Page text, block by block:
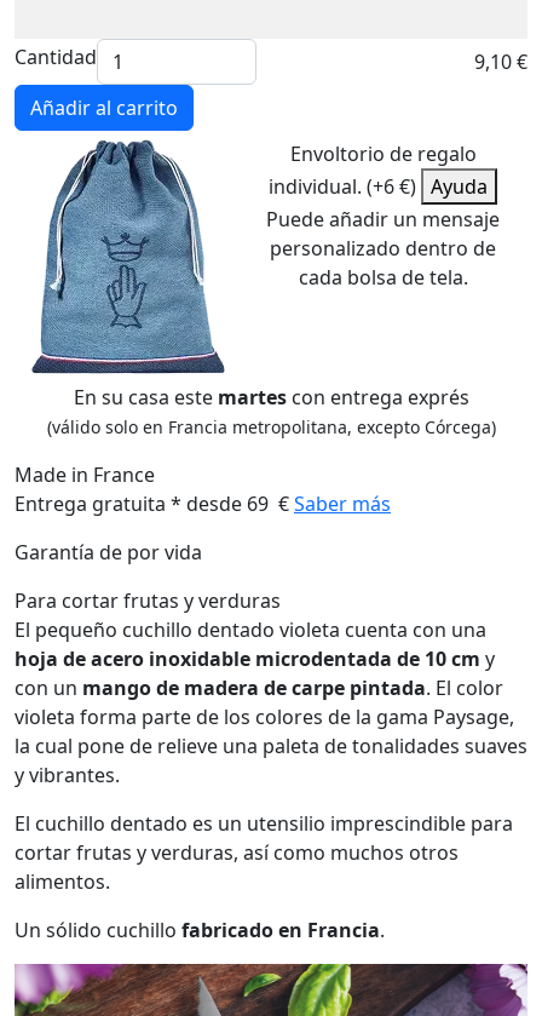
Cantidad
9,10 €
Añadir al carrito
Envoltorio de regalo
individual. (+6 €) Ayuda
Puede añadir un mensaje
personalizado dentro de
cada bolsa de tela.
En su casa este martescon entrega exprés
(válido solo en Francia metropolitana, excepto Córcega)
Made in France
Entrega gratuita * desde 69 €Saber más
Garantía de por vida
Para cortar frutas y verduras
El pequeño cuchillo dentado violeta cuenta con una
hoja de acero inoxidable microdentada de 10 cm y
con un mango de madera de carpe pintada. El color
violeta forma parte de los colores de la gama Paysage,
la cual pone de relieve una paleta de tonalidades suaves
y vibrantes.
El cuchillo dentado es un utensilio imprescindible para
cortar frutas y verduras, así como muchos otros
alimentos.
Un sólido cuchillo fabricado en Francia.